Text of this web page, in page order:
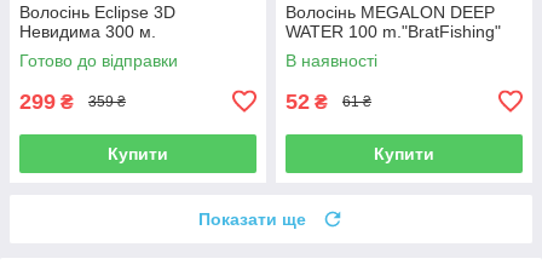
Волосінь Eclipse 3D
Невидима 300 м.
Готово до відправки
299 ₴ 359 ₴
Купити
Волосінь MEGALON DEEP
WATER 100 m."BratFishing"
В наявності
52 ₴ 61 ₴
Купити
Показати ще